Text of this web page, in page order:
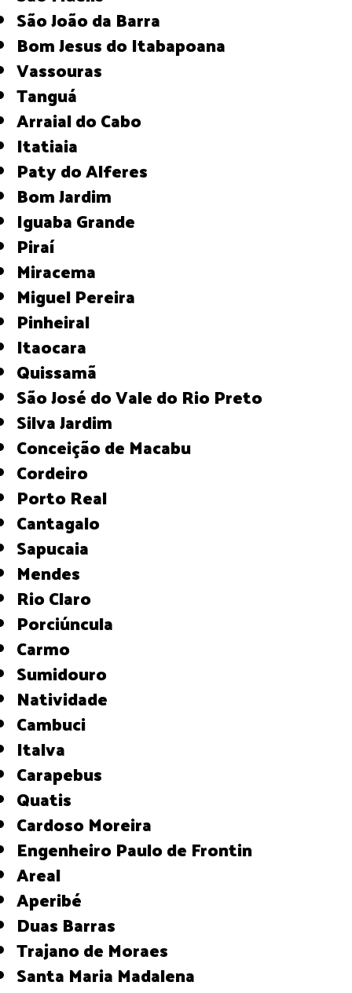
São João da Barra
Bom Jesus do Itabapoana
Vassouras
Tanguá
Arraial do Cabo
Itatiaia
Paty do Alferes
Bom Jardim
Iguaba Grande
Piraí
Miracema
Miguel Pereira
Pinheiral
Itaocara
Quissamã
São José do Vale do Rio Preto
Silva Jardim
Conceição de Macabu
Cordeiro
Porto Real
Cantagalo
Sapucaia
Mendes
Rio Claro
Porciúncula
Carmo
Sumidouro
Natividade
Cambuci
Italva
Carapebus
Quatis
Cardoso Moreira
Engenheiro Paulo de Frontin
Areal
Aperibé
Duas Barras
Trajano de Moraes
Santa Maria Madalena